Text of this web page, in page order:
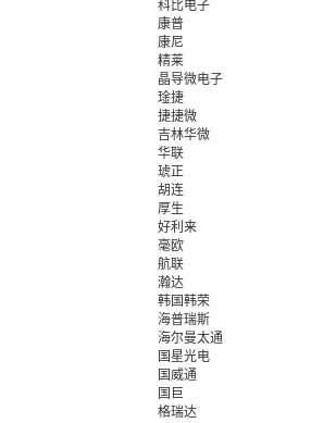
科比电子
康普
康尼
精莱
晶导微电子
琻捷
捷捷微
吉林华微
华联
琥正
胡连
厚生
好利来
毫欧
航联
瀚达
韩国韩荣
海普瑞斯
海尔曼太通
国星光电
国威通
国巨
格瑞达